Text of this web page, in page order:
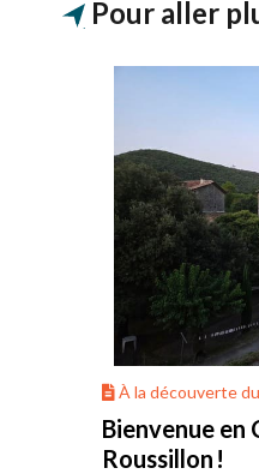
Pour aller
À la découverte
Bienvenue en
Roussillon !